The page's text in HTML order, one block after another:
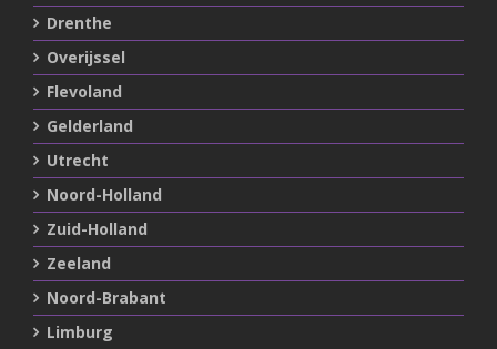
Drenthe
Overijssel
Flevoland
Gelderland
Utrecht
Noord-Holland
Zuid-Holland
Zeeland
Noord-Brabant
Limburg